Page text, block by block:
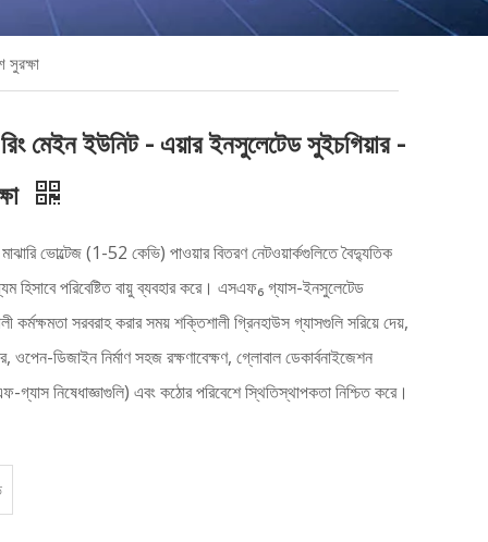
মেইন ইউনিট - এয়ার ইনসুলেটেড সুইচগিয়ার -
ভোল্টেজ (1-52 কেভি) পাওয়ার বিতরণ নেটওয়ার্কগুলিতে বৈদ্যুতিক
হিসাবে পরিবেষ্টিত বায়ু ব্যবহার করে। এসএফ₆ গ্যাস-ইনসুলেটেড
সরবরাহ করার সময় শক্তিশালী গ্রিনহাউস গ্যাসগুলি সরিয়ে দেয়,
ওপেন-ডিজাইন নির্মাণ সহজ রক্ষণাবেক্ষণ, গ্লোবাল ডেকার্বনাইজেশন
গ্যাস নিষেধাজ্ঞাগুলি) এবং কঠোর পরিবেশে স্থিতিস্থাপকতা নিশ্চিত করে।